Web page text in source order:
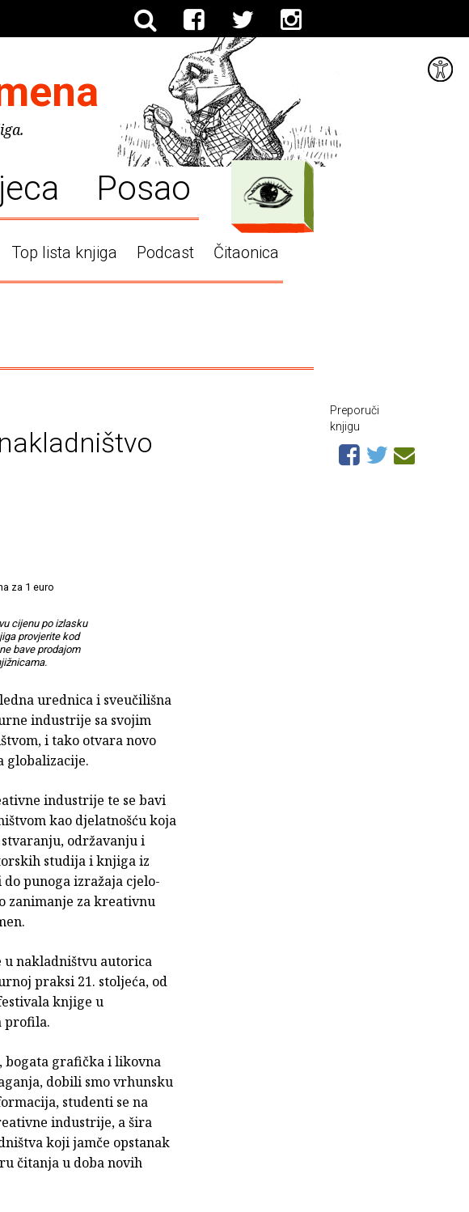
Posao
Top lista knjiga Podcast Čitaonica
za 1 euro
cijenu po izlasku
provjerite kod
bave prodajom
urednica i sveučilišna
industrije sa svojim
i tako otvara novo
globalizacije.
industrije te se bavi
kao djelatnošću koja
održavanju i
studija i knjiga iz
punoga izražaja cjelo­
zanimanje za kreativnu
nakladništvu autorica
praksi 21. stoljeća, od
knjige u
profila.
bogata grafička i likovna
dobili smo vrhunsku
studenti se na
industrije, a šira
koji jamče opstanak
čitanja u doba novih
Preporuči
knjigu